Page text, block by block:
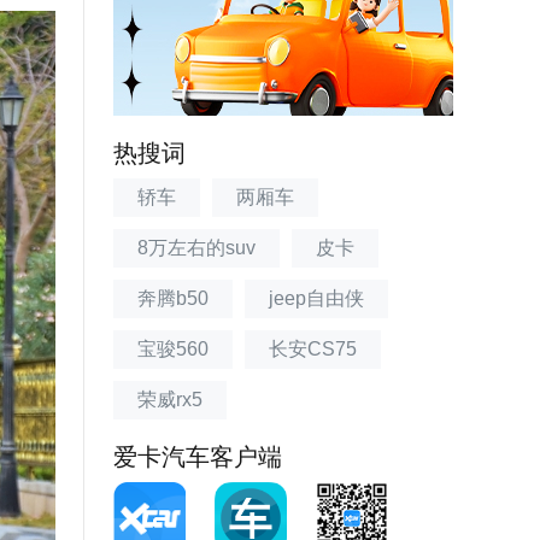
热搜词
轿车 两厢车
8万左右的suv 皮卡
奔腾b50 jeep自由侠
宝骏560 长安CS75
荣威rx5
爱卡汽车客户端